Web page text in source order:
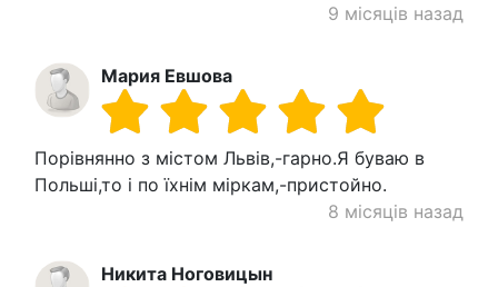
9 місяців назад
Мария Евшова
Порівнянно з містом Львів,-гарно.Я буваю в
Польші,то і по їхнім міркам,-пристойно.
8 місяців назад
Никита Ноговицын